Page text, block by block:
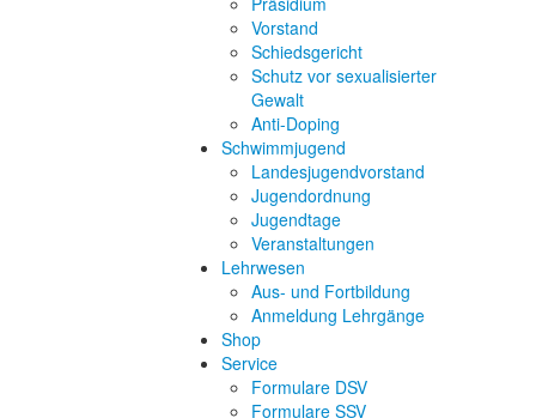
Vorstand
Schiedsgericht
Schutz vor sexualisierter
Gewalt
Anti-Doping
Schwimmjugend
Landesjugendvorstand
Jugendordnung
Jugendtage
Veranstaltungen
Lehrwesen
Aus- und Fortbildung
Anmeldung Lehrgänge
Shop
Service
Formulare DSV
Formulare SSV